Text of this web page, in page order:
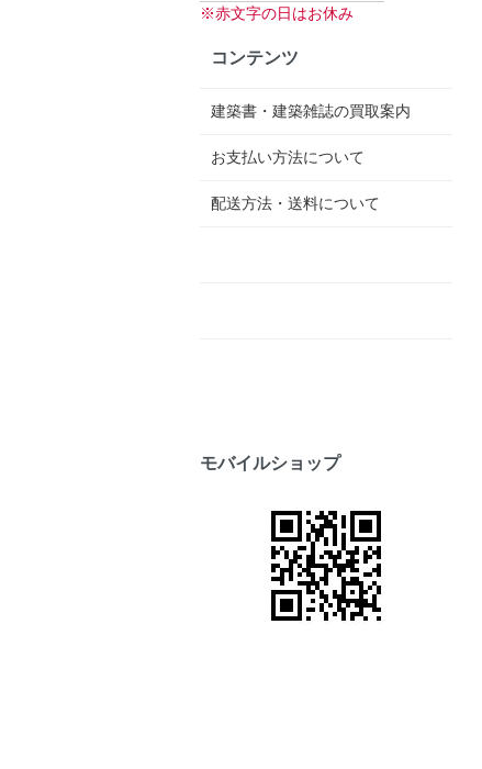
※赤文字の日はお休み
コンテンツ
建築書・建築雑誌の買取案内
お支払い方法について
配送方法・送料について
モバイルショップ